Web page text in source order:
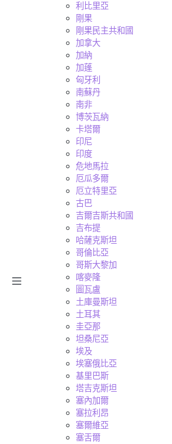
利比里亞
剛果
剛果民主共和國
加拿大
加納
加蓬
匈牙利
南蘇丹
南非
博茨瓦納
卡塔爾
印尼
印度
危地馬拉
厄瓜多爾
厄立特里亞
古巴
吉爾吉斯共和國
吉布提
哈薩克斯坦
哥倫比亞
哥斯大黎加
喀麥隆
圖瓦盧
土庫曼斯坦
土耳其
圭亞那
坦桑尼亞
埃及
埃塞俄比亞
基里巴斯
塔吉克斯坦
塞內加爾
塞拉利昂
塞爾維亞
塞舌爾